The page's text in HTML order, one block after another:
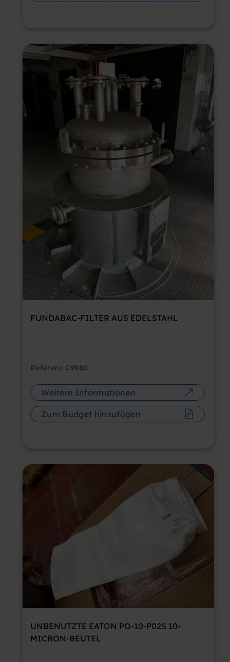
FUNDABAC-FILTER AUS EDELSTAHL
Referenz C9980
Weitere Informationen
Zum Budget hinzufügen
UNBENUTZTE EATON PO-10-P02S 10-
MICRON-BEUTEL